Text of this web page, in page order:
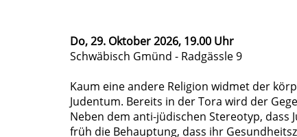
Do, 29. Oktober 2026, 19.00 Uhr
Schwäbisch Gmünd - Radgässle 9
Kaum eine andere Religion widmet der
Judentum. Bereits in der Tora wird der
Neben dem anti-jüdischen Stereotyp, dass
früh die Behauptung, dass ihr